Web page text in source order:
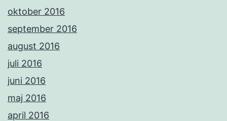
oktober 2016
september 2016
august 2016
juli 2016
juni 2016
maj 2016
april 2016